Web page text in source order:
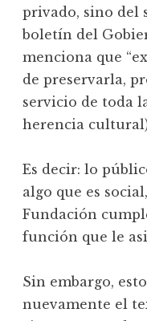
privado, sino del
boletín del
menciona que
de preservarla,
servicio de toda
herencia
Es decir: lo
algo que es
Fundación
función que le
Sin embargo,
nuevamente el